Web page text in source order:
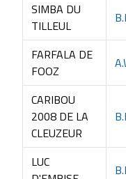
SIMBA DU
TILLEUL
FARFALA DE
FOOZ
CARIBOU
2008 DE LA
CLEUZEUR
LUC